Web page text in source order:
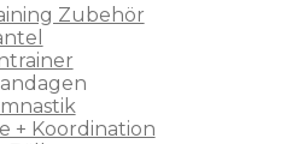
Zubehör
+ Koordination